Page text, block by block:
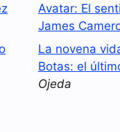
Avatar: El
James
La novena
Botas: el
Ojeda